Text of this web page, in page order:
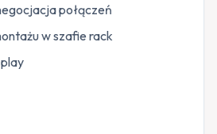
połączeń
w szafie rack